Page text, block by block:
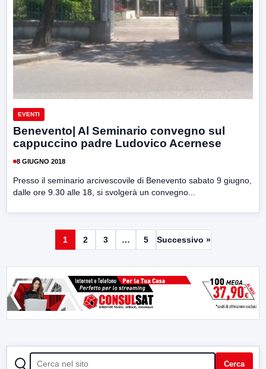
EVENTI
Benevento| Al Seminario convegno sul
cappuccino padre Ludovico Acernese
8 GIUGNO 2018
Presso il seminario arcivescovile di Benevento sabato 9 giugno,
dalle ore 9.30 alle 18, si svolgerà un convegno...
1 2 3 … 5 Successivo »
CERCA Cerca